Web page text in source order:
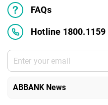
FAQs
Hotline